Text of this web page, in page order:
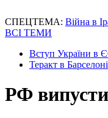
СПЕЦТЕМА: Війна в
ВСІ ТЕМИ
Вступ України в
Теракт в Барселоні
РФ